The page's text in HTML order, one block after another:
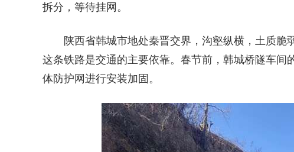
拆分，等待挂网。
陕西省韩城市地处秦晋交界，沟壑纵横，土质脆
这条铁路是交通的主要依靠。春节前，韩城桥隧车
体防护网进行安装加固。